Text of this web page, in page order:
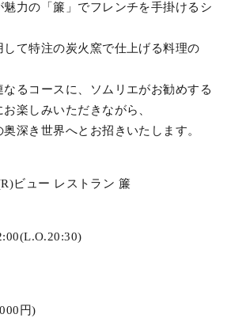
⼒の「簾」でフレンチを⼿掛けるシ
て特注の炭⽕窯で仕上げる料理の
なるコースに、ソムリエがお勧めする
楽しみいただきながら、
深き世界へとお招きいたします。
ビュー レストラン 簾
円)